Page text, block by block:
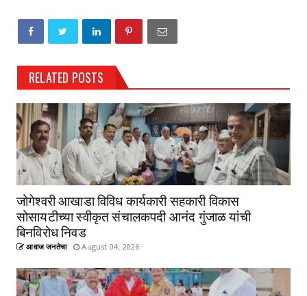
RELATED POSTS
जोगेश्वरी आखाडा विविध कार्यकारी सहकारी विकास
सोसायटीच्या स्वीकृत संचालकपदी आनंद गुंजाळ यांची
बिनविरोध निवड
आवाज जनतेचा August 04, 2026